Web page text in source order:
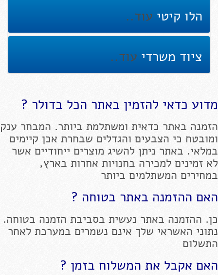
הלו קיטי עוד..
ציוד משרדי עוד..
מדוע כדאי להזמין באתר הכל בדולר ?
הזמנה באתר כדאית ומשתלמת ביותר. המבחר ענק
ומובטח כי הצבעים והגדלים שבחרת אכן קיימים
במלאי. באתר ניתן להשיג מוצרים ייחודיים אשר
לא זמינים למכירה בחנויות אחרות בארץ,
במחירים המשתלמים ביותר
האם ההזמנה באתר בטוחה ?
כן. ההזמנה באתר נעשית בסביבת הזמנה בטוחה.
נתוני האשראי שלך אינם נשמרים במערכת לאחר
התשלום
האם אקבל את המשלוח בזמן ?